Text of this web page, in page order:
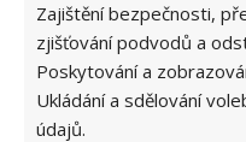
Zajištění bezpečnosti,
zjišťování podvodů a
Poskytování a
Ukládání a sdělování
údajů.